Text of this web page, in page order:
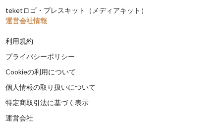
teketロゴ・プレスキット（メディアキット）
運営会社情報
利用規約
プライバシーポリシー
Cookieの利用について
個人情報の取り扱いについて
特定商取引法に基づく表示
運営会社